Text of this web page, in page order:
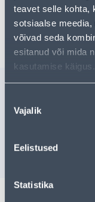
teavet selle kohta,
sotsiaalse meedia,
võivad seda
esitanud või mida
kasutamise käigus.
valik
Vajalik
Eelistused
Statistika
Доставка
Похожие